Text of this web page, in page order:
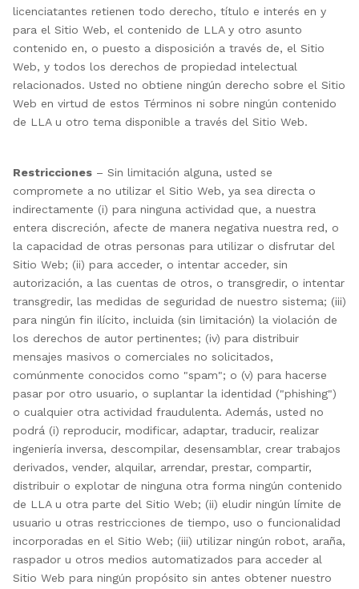
licenciatantes retienen todo derecho, título e interés en y
para el Sitio Web, el contenido de LLA y otro asunto
contenido en, o puesto a disposición a través de, el Sitio
Web, y todos los derechos de propiedad intelectual
relacionados. Usted no obtiene ningún derecho sobre el Sitio
Web en virtud de estos Términos ni sobre ningún contenido
de LLA u otro tema disponible a través del Sitio Web.
Restricciones – Sin limitación alguna, usted se
compromete a no utilizar el Sitio Web, ya sea directa o
indirectamente (i) para ninguna actividad que, a nuestra
entera discreción, afecte de manera negativa nuestra red, o
la capacidad de otras personas para utilizar o disfrutar del
Sitio Web; (ii) para acceder, o intentar acceder, sin
autorización, a las cuentas de otros, o transgredir, o intentar
transgredir, las medidas de seguridad de nuestro sistema; (iii)
para ningún fin ilícito, incluida (sin limitación) la violación de
los derechos de autor pertinentes; (iv) para distribuir
mensajes masivos o comerciales no solicitados,
comúnmente conocidos como "spam"; o (v) para hacerse
pasar por otro usuario, o suplantar la identidad ("phishing")
o cualquier otra actividad fraudulenta. Además, usted no
podrá (i) reproducir, modificar, adaptar, traducir, realizar
ingeniería inversa, descompilar, desensamblar, crear trabajos
derivados, vender, alquilar, arrendar, prestar, compartir,
distribuir o explotar de ninguna otra forma ningún contenido
de LLA u otra parte del Sitio Web; (ii) eludir ningún límite de
usuario u otras restricciones de tiempo, uso o funcionalidad
incorporadas en el Sitio Web; (iii) utilizar ningún robot, araña,
raspador u otros medios automatizados para acceder al
Sitio Web para ningún propósito sin antes obtener nuestro